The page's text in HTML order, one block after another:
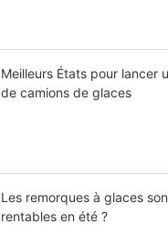
Meilleurs États pour lancer
de camions de glaces
Les remorques à glaces
rentables en été ?